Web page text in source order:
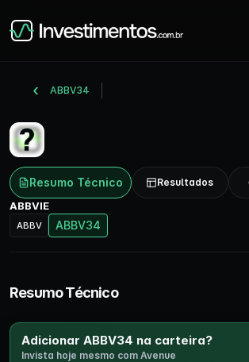
ABBV34
Resumo Técnico Resultados
ABBVIE
ABBV ABBV34
Resumo Técnico
Adicionar ABBV34 na carteira?
Invista hoje mesmo com Avenue